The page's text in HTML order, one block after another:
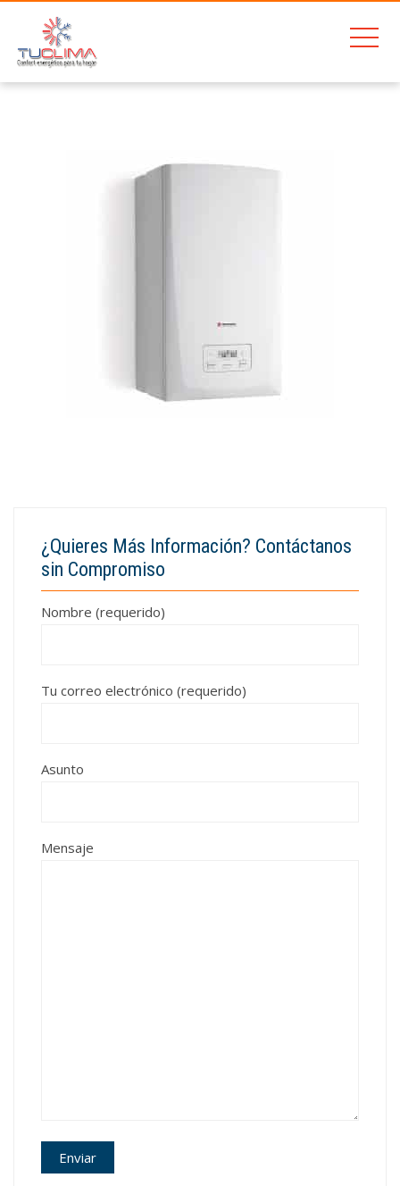
¿Quieres Más Información? Contáctanos
sin Compromiso
Nombre (requerido)
Tu correo electrónico (requerido)
Asunto
Mensaje